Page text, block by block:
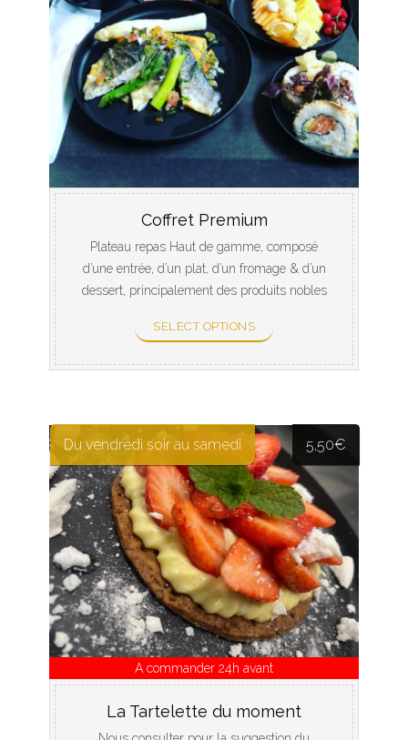
Coffret Premium
Plateau repas Haut de gamme, composé
d’une entrée, d’un plat, d’un fromage & d’un
dessert, principalement des produits nobles
couverts biodégradables.
SELECT OPTIONS
A commander 24h avant
Du vendredi soir au samedi 5,50€
La Tartelette du moment